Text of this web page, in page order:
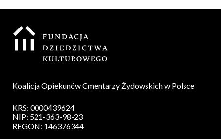
Koalicja Opiekunów Cmentarzy Żydowskich w Polsce
KRS: 0000439624
NIP: 521-363-98-23
REGON: 146376344